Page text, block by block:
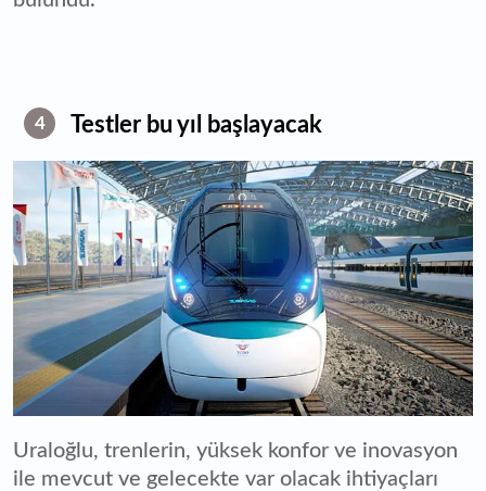
4 Testler bu yıl başlayacak
Uraloğlu, trenlerin, yüksek konfor ve inovasyon
ile mevcut ve gelecekte var olacak ihtiyaçları